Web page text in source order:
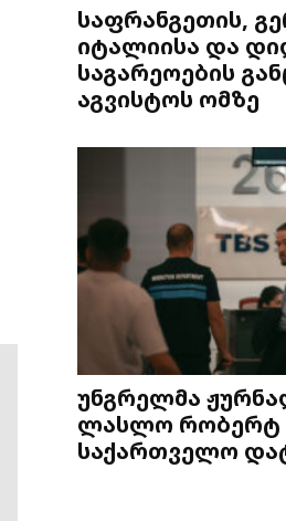
საფრანგეთის,
იტალიისა და
საგარეოების
აგვისტოს ომზე
უნგრელმა
ლასლო რობერტ
საქართველო